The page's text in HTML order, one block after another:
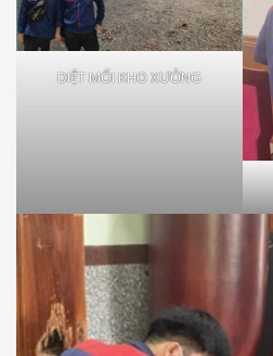
DIỆT MỐI KHO XƯỞNG